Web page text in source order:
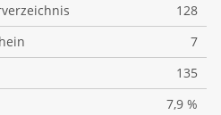
128
7
135
7,9 %